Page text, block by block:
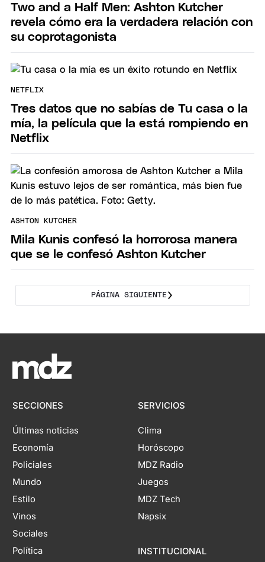
Two and a Half Men: Ashton Kutcher
revela cómo era la verdadera relación con
su coprotagonista
NETFLIX
Tres datos que no sabías de Tu casa o la
mía, la película que la está rompiendo en
Netflix
ASHTON KUTCHER
Mila Kunis confesó la horrorosa manera
que se le confesó Ashton Kutcher
PÁGINA SIGUIENTE
SECCIONES
Últimas noticias
Economía
Policiales
Mundo
Estilo
Vinos
Sociales
Política
SERVICIOS
Clima
Horóscopo
MDZ Radio
Juegos
MDZ Tech
Napsix
INSTITUCIONAL